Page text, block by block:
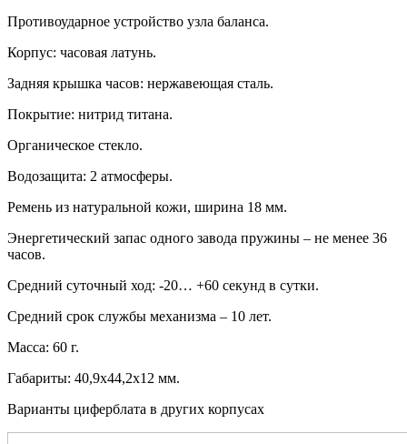
Противоударное устройство узла баланса.
Корпус: часовая латунь.
Задняя крышка часов: нержавеющая сталь.
Покрытие: нитрид титана.
Органическое стекло.
Водозащита: 2 атмосферы.
Ремень из натуральной кожи, ширина 18 мм.
Энергетический запас одного завода пружины – не менее 36
часов.
Средний суточный ход: -20… +60 секунд в сутки.
Средний срок службы механизма – 10 лет.
Масса: 60 г.
Габариты: 40,9х44,2х12 мм.
Варианты циферблата в других корпусах